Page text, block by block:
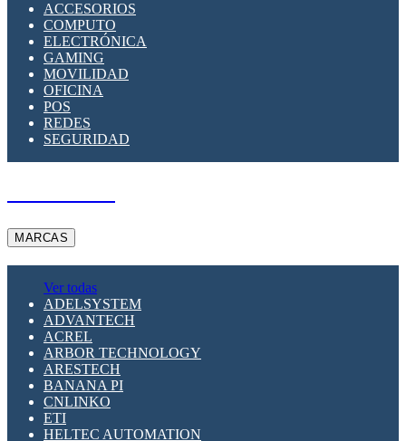
SUPRESOR DE TRANSIENTES SPDS PARA
APLICACIONES FOTOVOLTAICAS
ACCESORIOS
COMPUTO
ELECTRÓNICA
GAMING
MOVILIDAD
OFICINA
POS
REDES
SEGURIDAD
MARCAS
Ver todas
ADELSYSTEM
ADVANTECH
ACREL
ARBOR TECHNOLOGY
ARESTECH
BANANA PI
CNLINKO
ETI
HELTEC AUTOMATION